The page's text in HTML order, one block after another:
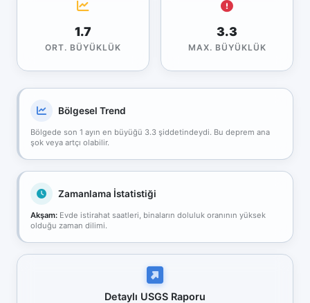
1.7
ORT. BÜYÜKLÜK
3.3
MAX. BÜYÜKLÜK
Bölgesel Trend
Bölgede son 1 ayın en büyüğü 3.3 şiddetindeydi. Bu deprem ana
şok veya artçı olabilir.
Zamanlama İstatistiği
Akşam: Evde istirahat saatleri, binaların doluluk oranının yüksek
olduğu zaman dilimi.
Detaylı USGS Raporu